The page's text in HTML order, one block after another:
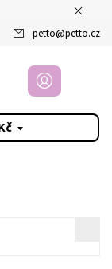
petto@petto.cz